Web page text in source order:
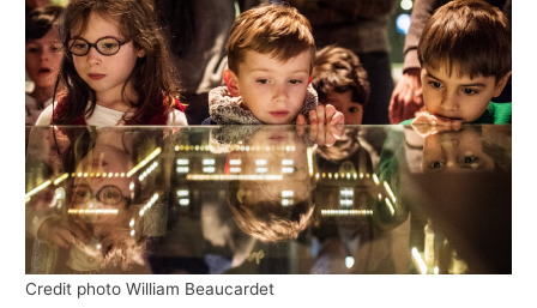
Credit photo William Beaucardet